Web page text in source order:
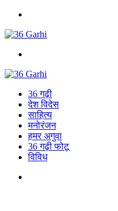
36 गढ़ी
देश विदेस
साहित्य
मनोरंजन
हमर अगुवा
36 गढ़ी फोटू
विविध